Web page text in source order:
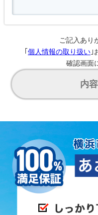
ご記入あり
個人情報の取り扱い ｣
確認画面
内